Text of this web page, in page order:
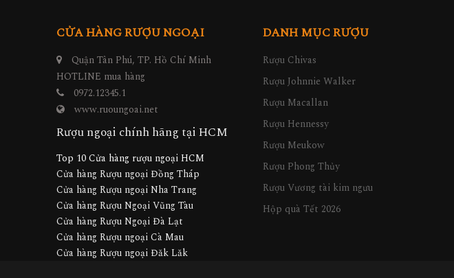
CỬA HÀNG RƯỢU NGOẠI
Quận Tân Phú, TP. Hồ Chí Minh
HOTLINE mua hàng
0972.12345.1
www.ruoungoai.net
Rượu ngoại chính hãng tại HCM
Top 10 Cửa hàng rượu ngoại HCM
Cửa hàng Rượu ngoại Đồng Tháp
Cửa hàng Rượu ngoại Nha Trang
Cửa hàng Rượu Ngoại Vũng Tàu
Cửa hàng Rượu Ngoại Đà Lạt
Cửa hàng Rượu ngoại Cà Mau
Cửa hàng Rượu ngoại Đăk Lăk
DANH MỤC RƯỢU
Rượu Chivas
Rượu Johnnie Walker
Rượu Macallan
Rượu Hennessy
Rượu Meukow
Rượu Phong Thủy
Rượu Vương tài kim ngưu
Hộp quà Tết 2026